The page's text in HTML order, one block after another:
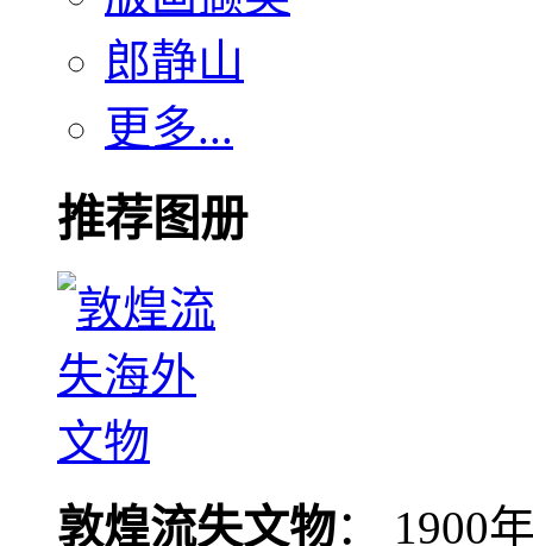
郎静山
更多...
推荐图册
敦煌流失文物： 1900